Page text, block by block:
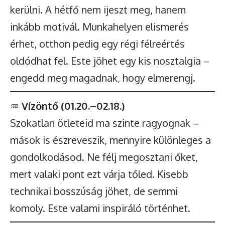
kerülni. A hétfő nem ijeszt meg, hanem
inkább motivál. Munkahelyen elismerés
érhet, otthon pedig egy régi félreértés
oldódhat fel. Este jöhet egy kis nosztalgia –
engedd meg magadnak, hogy elmerengj.
♒ Vízöntő (01.20.–02.18.)
Szokatlan ötleteid ma szinte ragyognak –
mások is észreveszik, mennyire különleges a
gondolkodásod. Ne félj megosztani őket,
mert valaki pont ezt várja tőled. Kisebb
technikai bosszúság jöhet, de semmi
komoly. Este valami inspiráló történhet.